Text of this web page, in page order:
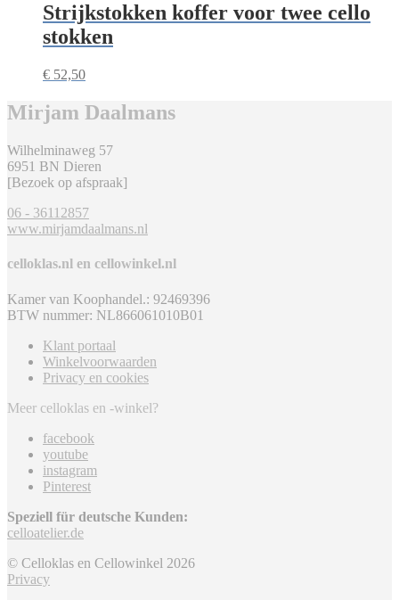
Strijkstokken koffer voor twee cello
stokken
€ 52,50
Mirjam Daalmans
Wilhelminaweg 57
6951 BN Dieren
[Bezoek op afspraak]
06 - 36112857
www.mirjamdaalmans.nl
celloklas.nl en cellowinkel.nl
Kamer van Koophandel.: 92469396
BTW nummer: NL866061010B01
Klant portaal
Winkelvoorwaarden
Privacy en cookies
Meer celloklas en -winkel?
facebook
youtube
instagram
Pinterest
Speziell für deutsche Kunden:
celloatelier.de
© Celloklas en Cellowinkel 2026
Privacy